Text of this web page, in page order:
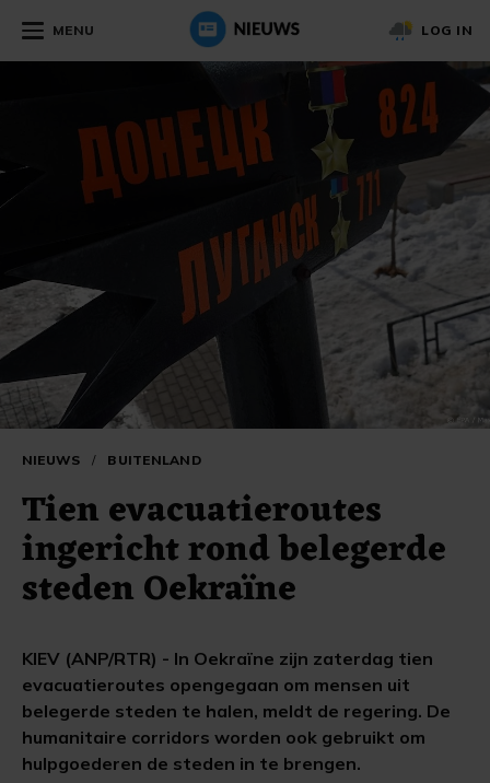
MENU LOG IN
NIEUWS / BUITENLAND
Tien evacuatieroutes
ingericht rond belegerde
steden Oekraïne
KIEV (ANP/RTR) - In Oekraïne zijn zaterdag tien
evacuatieroutes opengegaan om mensen uit
belegerde steden te halen, meldt de regering. De
humanitaire corridors worden ook gebruikt om
hulpgoederen de steden in te brengen.